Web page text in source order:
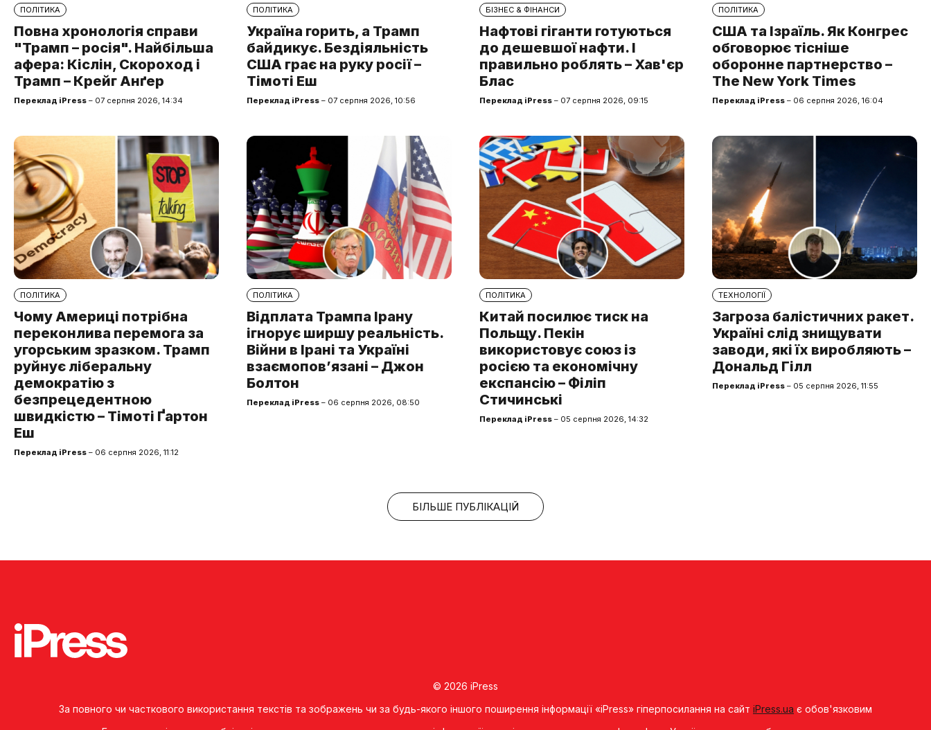
ПОЛІТИКА
Повна хронологія справи
"Трамп – росія". Найбільша
афера: Кіслін, Скороход і
Трамп – Крейг Анґер
Переклад iPress – 07 серпня 2026, 14:34
ПОЛІТИКА
Україна горить, а Трамп
байдикує. Бездіяльність
США грає на руку росії –
Тімоті Еш
Переклад iPress – 07 серпня 2026, 10:56
БІЗНЕС & ФІНАНСИ
Нафтові гіганти готуються
до дешевшої нафти. І
правильно роблять – Хав'єр
Блас
Переклад iPress – 07 серпня 2026, 09:15
ПОЛІТИКА
США та Ізраїль. Як Конгрес
обговорює тісніше
оборонне партнерство –
The New York Times
Переклад iPress – 06 серпня 2026, 16:04
ПОЛІТИКА
Чому Америці потрібна
переконлива перемога за
угорським зразком. Трамп
руйнує ліберальну
демократію з
безпрецедентною
швидкістю – Тімоті Ґартон
Еш
Переклад iPress – 06 серпня 2026, 11:12
ПОЛІТИКА
Відплата Трампа Ірану
ігнорує ширшу реальність.
Війни в Ірані та Україні
взаємопов’язані – Джон
Болтон
Переклад iPress – 06 серпня 2026, 08:50
ПОЛІТИКА
Китай посилює тиск на
Польщу. Пекін
використовує союз із
росією та економічну
експансію – Філіп
Стичинські
Переклад iPress – 05 серпня 2026, 14:32
ТЕХНОЛОГІЇ
Загроза балістичних ракет.
Україні слід знищувати
заводи, які їх виробляють –
Дональд Гілл
Переклад iPress – 05 серпня 2026, 11:55
БІЛЬШЕ ПУБЛІКАЦІЙ
© 2026 iPress
За повного чи часткового використання текстів та зображень чи за будь-якого іншого поширення інформації «iPress» гіперпосилання на сайт iPress.ua є обов'язковим